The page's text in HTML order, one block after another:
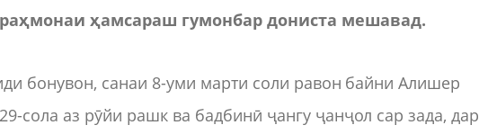
ҳамсараш гумонбар дониста мешавад.
бонувон, санаи 8-уми марти соли равон байни Алишер
сола аз рӯйи рашк ва бадбинӣ ҷангу ҷанҷол сар зада, дар